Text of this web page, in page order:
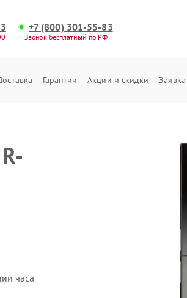
+7 (800) 301-55-83
Звонок бесплатный по РФ
Гарантии Акции и скидки
часа